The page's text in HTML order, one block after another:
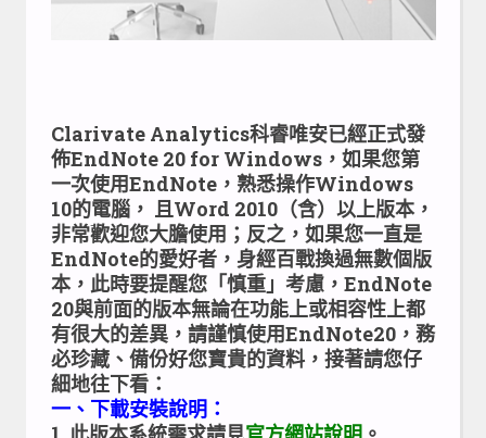
Clarivate Analytics科睿唯安已經正式發
佈EndNote 20 for Windows，如果您第
一次使用EndNote，熟悉操作Windows
10的電腦， 且Word 2010（含）以上版本，
非常歡迎您大膽使用；反之，如果您一直是
EndNote的愛好者，身經百戰換過無數個版
本，此時要提醒您「慎重」考慮，EndNote
20與前面的版本無論在功能上或相容性上都
有很大的差異，請謹慎使用EndNote20，務
必珍藏、備份好您寶貴的資料，接著請您仔
細地往下看：
一、下載安裝說明：